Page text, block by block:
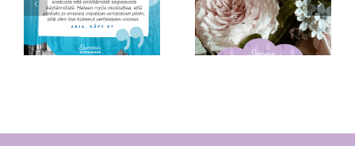
Äitienpäivänä
teemana surun
monimuotoisuus